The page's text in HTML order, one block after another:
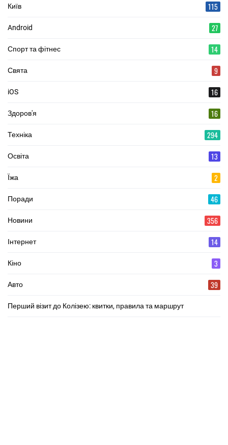
Київ 115
Android 27
Спорт та фітнес 14
Свята 9
iOS 16
Здоров'я 16
Техніка 294
Освіта 13
Їжа 2
Поради 46
Новини 356
Інтернет 14
Кіно 3
Авто 39
Перший візит до Колізею: квитки, правила та маршрут